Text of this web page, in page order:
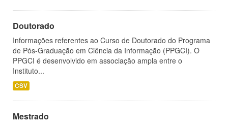
Doutorado
Informações referentes ao Curso de Doutorado do Programa
de Pós-Graduação em Ciência da Informação (PPGCI). O
PPGCI é desenvolvido em associação ampla entre o
Instituto...
CSV
Mestrado